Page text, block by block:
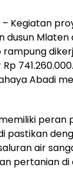
– Kegiatan
dusun Mlaten
Abadi
peran
pastikan
air
pertanian di